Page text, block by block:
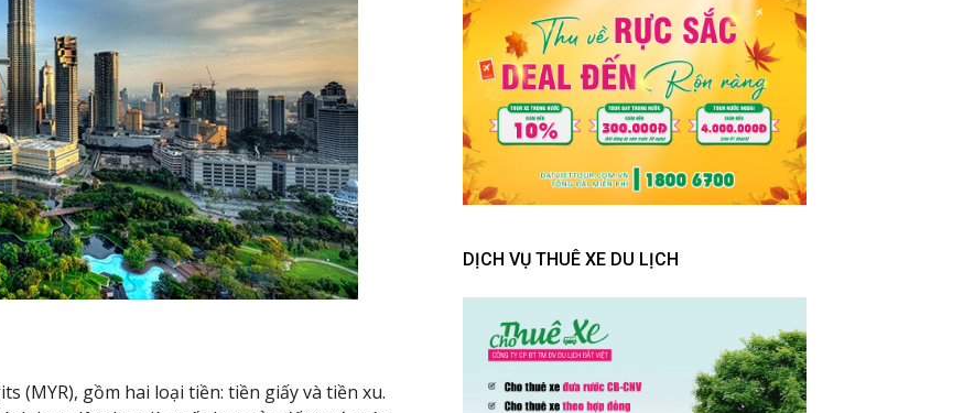
(MYR), gồm hai loại tiền: tiền giấy và tiền xu.
DỊCH VỤ THUÊ XE DU LỊCH